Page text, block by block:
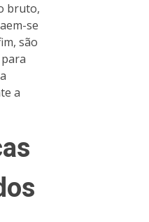
bruto,
se
são
a